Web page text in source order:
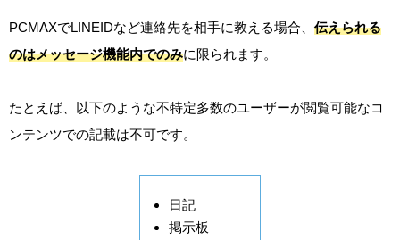
PCMAXでLINEIDなど連絡先を相手に教える場合、 伝えられる
のはメッセージ機能内でのみに限られます。
たとえば、以下のような不特定多数のユーザーが閲覧可能なコ
ンテンツでの記載は不可です。
日記
掲示板